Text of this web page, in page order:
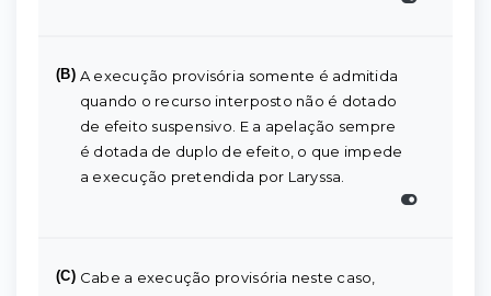
(B) A execução provisória somente é admitida
quando o recurso interposto não é dotado
de efeito suspensivo. E a apelação sempre
é dotada de duplo de efeito, o que impede
a execução pretendida por Laryssa.
(C) Cabe a execução provisória neste caso,